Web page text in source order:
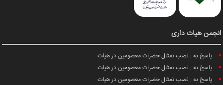
انجمن هیات داری
پاسخ به : نصب تمثال حضرات معصومین در هیات
پاسخ به : نصب تمثال حضرات معصومین در هیات
پاسخ به : نصب تمثال حضرات معصومین در هیات